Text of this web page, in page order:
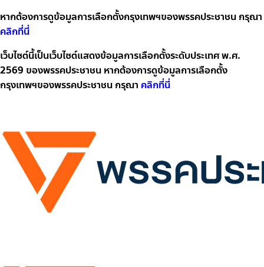
หากต้องการดูข้อมูลการเลือกตั้งกรุงเทพฯของพรรคประชาชน กรุณา
คลิกที่นี่
เว็บไซต์นี้เป็นเว็บไซต์แสดงข้อมูลการเลือกตั้งระดับประเทศ พ.ศ.
2569 ของพรรคประชาชน หากต้องการดูข้อมูลการเลือกตั้ง
กรุงเทพฯของพรรคประชาชน กรุณา คลิกที่นี่